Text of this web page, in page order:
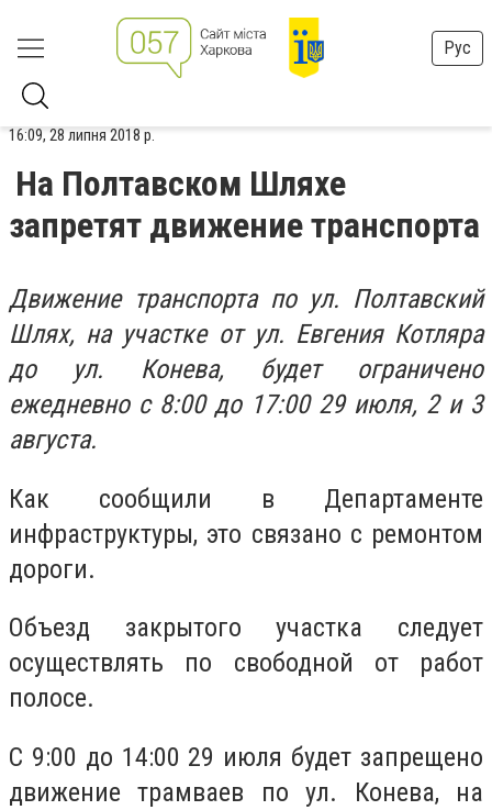
Рус
16:09, 28 липня 2018 р.
На Полтавском Шляхе
запретят движение транспорта
Движение транспорта по ул. Полтавский
Шлях, на участке от ул. Евгения Котляра
до ул. Конева, будет ограничено
ежедневно с 8:00 до 17:00 29 июля, 2 и 3
августа.
Как сообщили в Департаменте
инфраструктуры, это связано с ремонтом
дороги.
Объезд закрытого участка следует
осуществлять по свободной от работ
полосе.
С 9:00 до 14:00 29 июля будет запрещено
движение трамваев по ул. Конева, на